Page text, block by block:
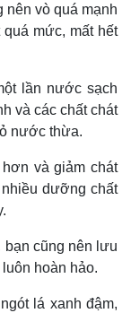
nên vò quá mạnh
mức, mất hết
lần nước sạch
và các chất chát
nước thừa.
và giảm chát
dưỡng chất
bạn cũng nên lưu
hoàn hảo.
lá xanh đậm,